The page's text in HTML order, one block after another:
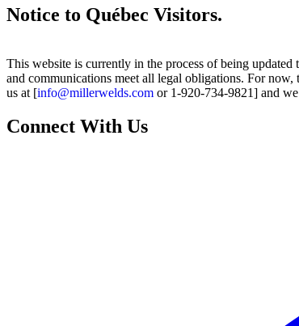
Notice to Québec Visitors.
This website is currently in the process of being
and communications meet all legal obligations. For now,
us at [info@millerwelds.com or 1-920-734-9821] and
Connect With Us